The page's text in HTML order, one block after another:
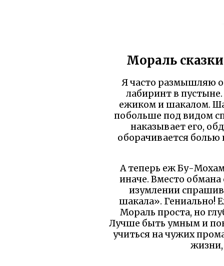
Мораль
Я часто размышляю
лабиринт в
ежиком и шакалом.
побольше под видом
наказывает его,
оборачивается болью
А теперь еж Бу-
иначе. Вместо обмана
изумлении
шакала». Гениально!
Мораль проста, но
Лучше быть умным и
учиться на чужих
жизни,